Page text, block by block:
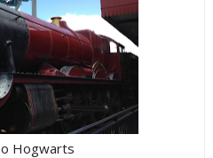
Hogwarts